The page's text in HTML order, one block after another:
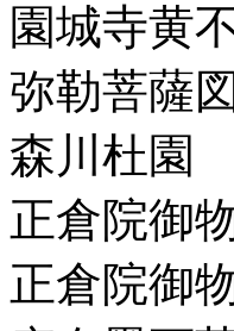
園城寺黄
弥勒菩薩
森川杜園
正倉院御
正倉院御